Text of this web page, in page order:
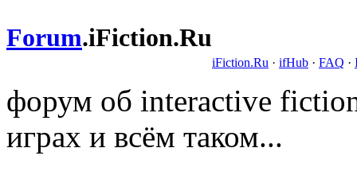
Forum.iFiction.Ru
iFiction.Ru · ifHub · FAQ ·
форум об interactive
играх и всём таком...